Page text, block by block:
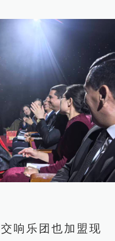
响乐团也加盟现